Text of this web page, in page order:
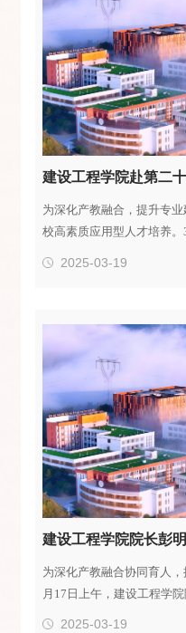
为深化产教融合，提升专
校高素质应用型人才培养
定了2026届建筑材料工程
习和就业方面的合作计划
色化、智能化、高端化方
2025-03-19
为深化产教融合协同育人
月17日上午，建设工程学
2025-03-19